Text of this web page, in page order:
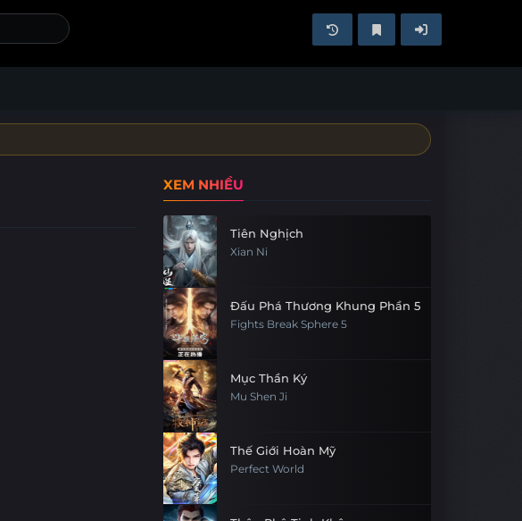
XEM NHIỀU
Tiên Nghịch
Xian Ni
Đấu Phá Thương Khung Phần 5
Fights Break Sphere 5
Mục Thần Ký
Mu Shen Ji
Thế Giới Hoàn Mỹ
Perfect World